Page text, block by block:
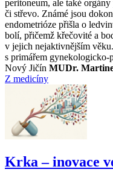
peritoneum, ale také
či střevo. Známé jsou
endometrióze přišla o
bolí, přičemž křečovité a
v jejich nejaktivnějším
s primářem
Nový Jičín MUDr.
Z medicíny
Krka –⁠ inovace